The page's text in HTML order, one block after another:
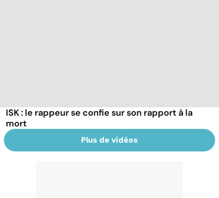
ISK : le rappeur se confie sur son rapport à la
mort
Plus de vidéos